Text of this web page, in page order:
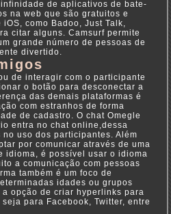
de aplicativos de bate-
na web que são gratuitos e
como Badoo, Just Talk,
citar alguns. Camsurf permite
grande número de pessoas de
divertido.
de interagir com o participante
o botão para desconectar a
das demais plataformas é
com estranhos de forma
de cadastro. O chat Omegle
entra no chat online,dessa
uso dos participantes. Além
por comunicar através de uma
idioma, é possível usar o idioma
a comunicação com pessoas
também é um foco de
idades ou grupos
opção de criar hyperlinks para
para Facebook, Twitter, entre